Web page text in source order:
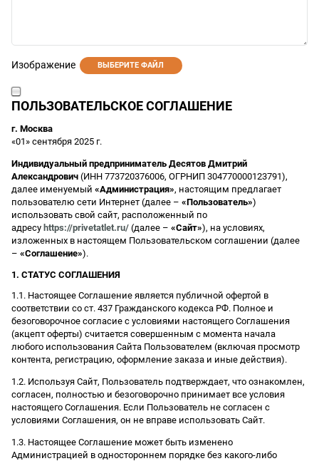
Изображение ВЫБЕРИТЕ ФАЙЛ
ПОЛЬЗОВАТЕЛЬСКОЕ СОГЛАШЕНИЕ
г. Москва
«01» сентября 2025 г.
Индивидуальный предприниматель Десятов Дмитрий
Александрович (ИНН 773720376006, ОГРНИП 304770000123791),
далее именуемый «Администрация», настоящим предлагает
пользователю сети Интернет (далее – «Пользователь»)
использовать свой сайт, расположенный по
адресу https://privetatlet.ru/ (далее – «Сайт»), на условиях,
изложенных в настоящем Пользовательском соглашении (далее
– «Соглашение»).
1. СТАТУС СОГЛАШЕНИЯ
1.1. Настоящее Соглашение является публичной офертой в
соответствии со ст. 437 Гражданского кодекса РФ. Полное и
безоговорочное согласие с условиями настоящего Соглашения
(акцепт оферты) считается совершенным с момента начала
любого использования Сайта Пользователем (включая просмотр
контента, регистрацию, оформление заказа и иные действия).
1.2. Используя Сайт, Пользователь подтверждает, что ознакомлен,
согласен, полностью и безоговорочно принимает все условия
настоящего Соглашения. Если Пользователь не согласен с
условиями Соглашения, он не вправе использовать Сайт.
1.3. Настоящее Соглашение может быть изменено
Администрацией в одностороннем порядке без какого-либо